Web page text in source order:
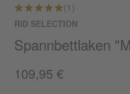
(1)
RID SELECTION
Spannbettlaken
109,95 €